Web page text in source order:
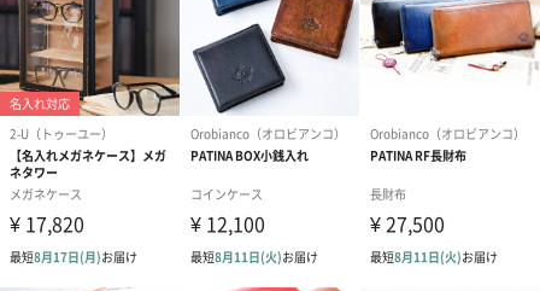
コットン巾着 【誕生
円）
コットン巾着 【誕生
ク）M（550円）
コットン巾着